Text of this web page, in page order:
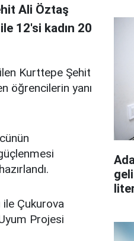
Ali Öztaş
12'si kadın 20
Kurttepe Şehit
öğrencilerin yanı
ile Çukurova
Projesi